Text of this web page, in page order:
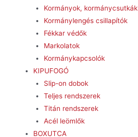
Kormányok, kormánycsutkák
Kormánylengés csillapítók
Fékkar védők
Markolatok
Kormánykapcsolók
KIPUFOGÓ
Slip-on dobok
Teljes rendszerek
Titán rendszerek
Acél leömlők
BOXUTCA